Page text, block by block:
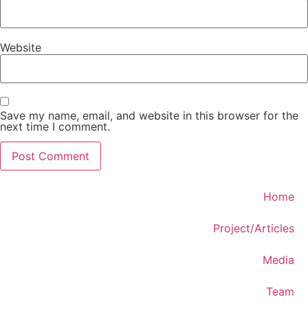
Website
Save my name, email, and website in this browser for the
next time I comment.
Home
Project/Articles
Media
Team